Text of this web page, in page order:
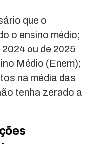
que o
o ensino médio;
ou de 2025
Médio (Enem);
na média das
tenha zerado a